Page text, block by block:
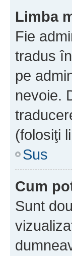
Limba
Fie
tradus
pe
nevoie.
(folosiţi
Sus
Cum
Sunt